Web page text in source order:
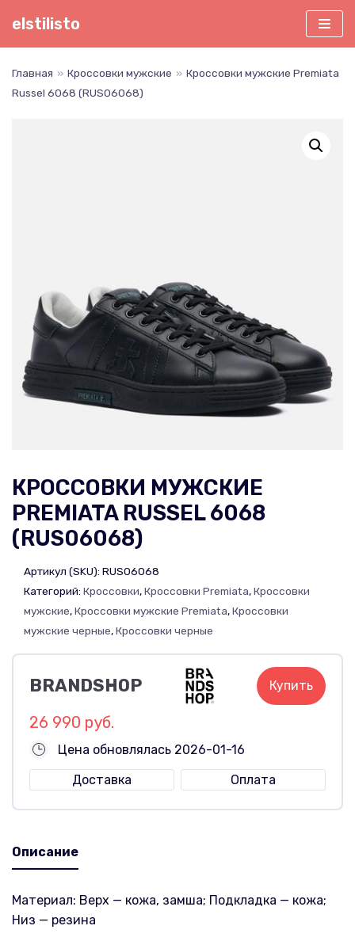
Перейти
elstilisto
Главная » Кроссовки мужские » Кроссовки мужские Premiata
Russel 6068 (RUS06068)
КРОССОВКИ МУЖСКИЕ
PREMIATA RUSSEL 6068
(RUS06068)
Артикул (SKU): RUS06068
Категорий: Кроссовки,Кроссовки Premiata,Кроссовки
мужские,Кроссовки мужские Premiata,Кроссовки
мужские черные,Кроссовки черные
BRANDSHOP Купить
26 990 руб.
Цена обновлялась 2026-01-16
Доставка
Оплата
Описание
Материал: Верх — кожа, замша; Подкладка — кожа;
Низ — резина